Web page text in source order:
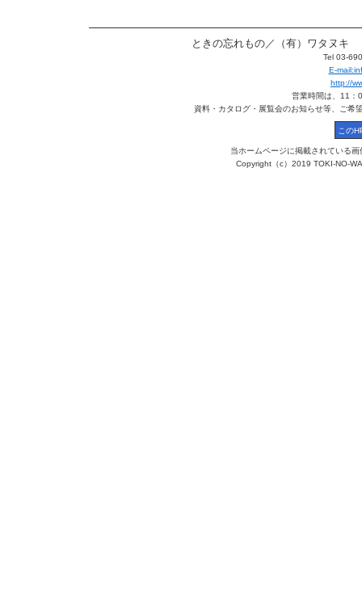
ときの忘れもの／（有）ワタヌキ
Tel 03-
E-
http://
営業時間は、11：
資料・カタログ・展覧会のお知らせ等、ご希
当ホームページに掲載されている
Copyright（c）2019 TOKI-NO-